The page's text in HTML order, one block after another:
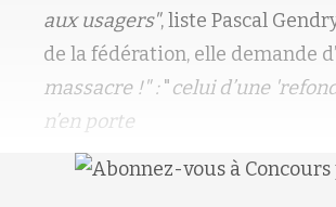
aux usagers", liste Pascal
de la fédération, elle demande d’
massacre !" :"celui d’une
n’en porte